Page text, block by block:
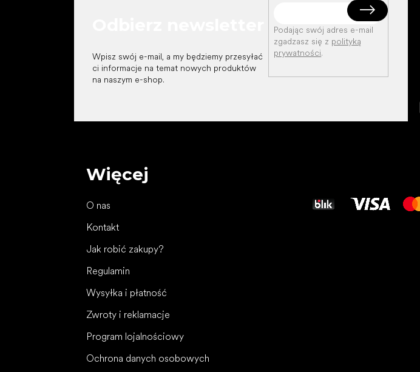
Wpisz swój e-mail, a my będziemy przesyłać
ci informacje na temat nowych produktów
na naszym e-shop.
Podając swój adres e-mail
zgadzasz się z polityką
prywatności.
Więcej
O nas
Kontakt
Jak robić zakupy?
Regulamin
Wysyłka i płatność
Zwroty i reklamacje
Program lojalnościowy
Ochrona danych osobowych